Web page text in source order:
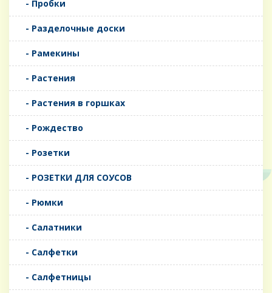
- Пробки
- Разделочные доски
- Рамекины
- Растения
- Растения в горшках
- Рождество
- Розетки
- РОЗЕТКИ ДЛЯ СОУСОВ
- Рюмки
- Салатники
- Салфетки
- Салфетницы